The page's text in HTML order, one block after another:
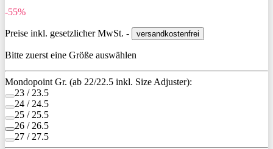
-55%
Preise inkl. gesetzlicher MwSt. - versandkostenfrei
Bitte zuerst eine Größe auswählen
Mondopoint Gr. (ab 22/22.5 inkl. Size Adjuster):
23 / 23.5
24 / 24.5
25 / 25.5
26 / 26.5
27 / 27.5